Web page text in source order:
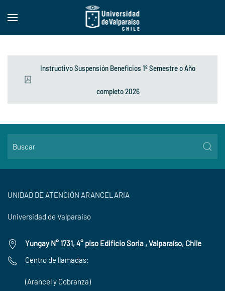
Skip to main content
Instructivo Suspensión Beneficios 1º Semestre o Año
completo 2026
UNIDAD DE ATENCIÓN ARANCELARIA
Universidad de Valparaiso
Yungay N° 1731, 4° piso Edificio Soria , Valparaíso, Chile
Centro de llamadas:
(Arancel y Cobranza)